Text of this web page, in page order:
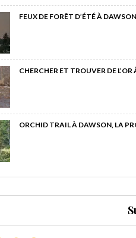
FEUX DE FORÊT D’ÉTÉ À
CHERCHER ET TROUVER DE
ORCHID TRAIL À DAWSON, LA